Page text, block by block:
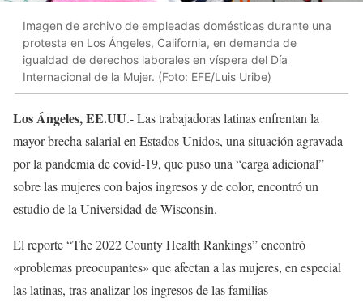
Imagen de archivo de empleadas domésticas durante una
protesta en Los Ángeles, California, en demanda de
igualdad de derechos laborales en víspera del Día
Internacional de la Mujer. (Foto: EFE/Luis Uribe)
Los Ángeles, EE.UU.- Las trabajadoras latinas enfrentan la
mayor brecha salarial en Estados Unidos, una situación agravada
por la pandemia de covid-19, que puso una “carga adicional”
sobre las mujeres con bajos ingresos y de color, encontró un
estudio de la Universidad de Wisconsin.
El reporte “The 2022 County Health Rankings” encontró
«problemas preocupantes» que afectan a las mujeres, en especial
las latinas, tras analizar los ingresos de las familias